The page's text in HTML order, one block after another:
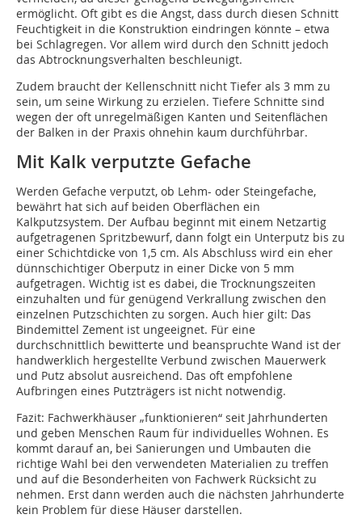
ermöglicht. Oft gibt es die Angst, dass durch diesen Schnitt
Feuchtigkeit in die Konstruktion eindringen könnte – etwa
bei Schlagregen. Vor allem wird durch den Schnitt jedoch
das Abtrocknungsverhalten beschleunigt.
Zudem braucht der Kellenschnitt nicht Tiefer als 3 mm zu
sein, um seine Wirkung zu erzielen. Tiefere Schnitte sind
wegen der oft unregelmäßigen Kanten und Seitenflächen
der Balken in der Praxis ohnehin kaum durchführbar.
Mit Kalk verputzte Gefache
Werden Gefache verputzt, ob Lehm- oder Steingefache,
bewährt hat sich auf beiden Oberflächen ein
Kalkputzsystem. Der Aufbau beginnt mit einem Netzartig
aufgetragenen Spritzbewurf, dann folgt ein Unterputz bis zu
einer Schichtdicke von 1,5 cm. Als Abschluss wird ein eher
dünnschichtiger Oberputz in einer Dicke von 5 mm
aufgetragen. Wichtig ist es dabei, die Trocknungszeiten
einzuhalten und für genügend Verkrallung zwischen den
einzelnen Putzschichten zu sorgen. Auch hier gilt: Das
Bindemittel Zement ist ungeeignet. Für eine
durchschnittlich bewitterte und beanspruchte Wand ist der
handwerklich hergestellte Verbund zwischen Mauerwerk
und Putz absolut ausreichend. Das oft empfohlene
Aufbringen eines Putzträgers ist nicht notwendig.
Fazit: Fachwerkhäuser „funktionieren“ seit Jahrhunderten
und geben Menschen Raum für individuelles Wohnen. Es
kommt darauf an, bei Sanierungen und Umbauten die
richtige Wahl bei den verwendeten Materialien zu treffen
und auf die Besonderheiten von Fachwerk Rücksicht zu
nehmen. Erst dann werden auch die nächsten Jahrhunderte
kein Problem für diese Häuser darstellen.